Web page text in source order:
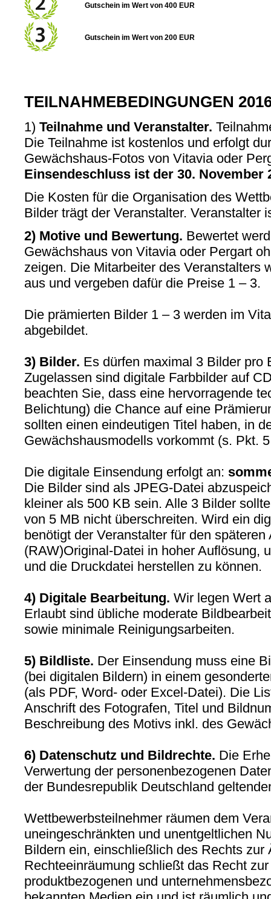
Gutschein im Wert von 400 EUR
Gutschein im Wert von 200 EUR
TEILNAHMEBEDINGUNGEN
1) Teilnahme und Veranstalter.
Die Teilnahme ist kostenlos und erfolgt
Gewächshaus-Fotos von Vitavia oder
Einsendeschluss ist der 30. November
Die Kosten für die Organisation des
Bilder trägt der Veranstalter. Veranstalter
2) Motive und Bewertung. Bewertet
Gewächshaus von Vitavia oder Pergart
zeigen. Die Mitarbeiter des Veranstalters
aus und vergeben dafür die Preise 1 – 3.
Die prämierten Bilder 1 – 3 werden im
abgebildet.
3) Bilder. Es dürfen maximal 3 Bilder pro
Zugelassen sind digitale Farbbilder auf
beachten Sie, dass eine hervorragende
Belichtung) die Chance auf eine
sollten einen eindeutigen Titel haben, in
Gewächshausmodells vorkommt (s. Pkt.
Die digitale Einsendung erfolgt an:
Die Bilder sind als JPEG-Datei
kleiner als 500 KB sein. Alle 3 Bilder
von 5 MB nicht überschreiten. Wird ein
benötigt der Veranstalter für den
(RAW)Original-Datei in hoher Auflösung,
und die Druckdatei herstellen zu können.
4) Digitale Bearbeitung. Wir legen Wert
Erlaubt sind übliche moderate
sowie minimale Reinigungsarbeiten.
5) Bildliste. Der Einsendung muss eine
(bei digitalen Bildern) in einem
(als PDF, Word- oder Excel-Datei). Die
Anschrift des Fotografen, Titel und
Beschreibung des Motivs inkl. des
6) Datenschutz und Bildrechte. Die
Verwertung der personenbezogenen
der Bundesrepublik Deutschland
Wettbewerbsteilnehmer räumen dem
uneingeschränkten und unentgeltlichen
Bildern ein, einschließlich des Rechts
Rechteeinräumung schließt das Recht
produktbezogenen und